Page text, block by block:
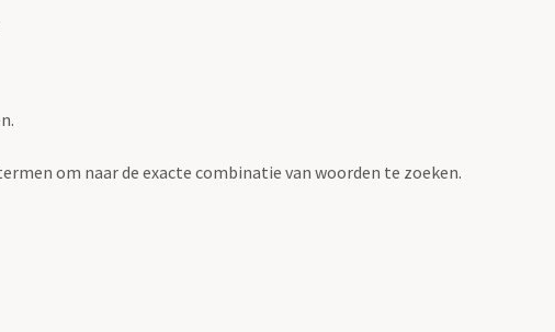
om naar de exacte combinatie van woorden te zoeken.